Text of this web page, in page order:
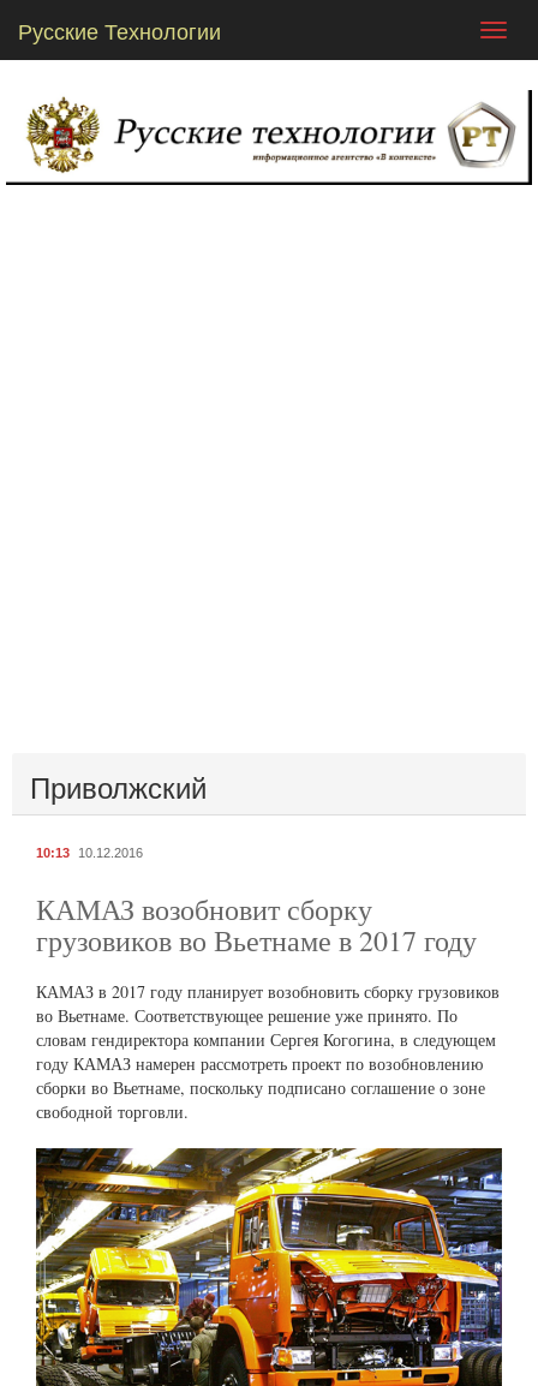
Русские Технологии
Приволжский
10:13 10.12.2016
КАМАЗ возобновит сборку
грузовиков во Вьетнаме в 2017 году
КАМАЗ в 2017 году планирует возобновить сборку грузовиков
во Вьетнаме. Соответствующее решение уже принято. По
словам гендиректора компании Сергея Когогина, в следующем
году КАМАЗ намерен рассмотреть проект по возобновлению
сборки во Вьетнаме, поскольку подписано соглашение о зоне
свободной торговли.